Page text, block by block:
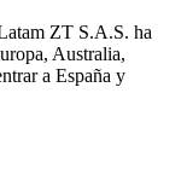
ZT S.A.S. ha
Australia,
a España y